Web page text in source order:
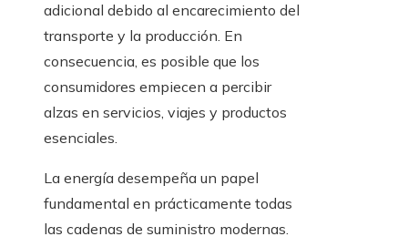
adicional debido al encarecimiento del
transporte y la producción. En
consecuencia, es posible que los
consumidores empiecen a percibir
alzas en servicios, viajes y productos
esenciales.
La energía desempeña un papel
fundamental en prácticamente todas
las cadenas de suministro modernas.